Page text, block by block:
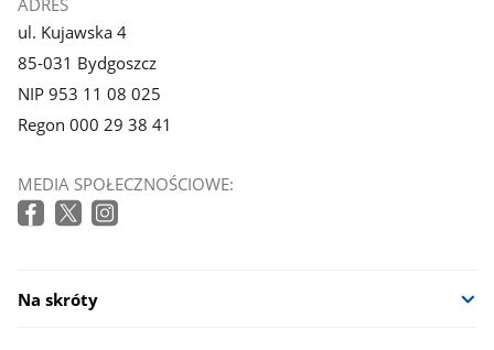
ul. Kujawska 4
85-031 Bydgoszcz
NIP 953 11 08 025
Regon 000 29 38 41
MEDIA SPOŁECZNOŚCIOWE:
Na skróty